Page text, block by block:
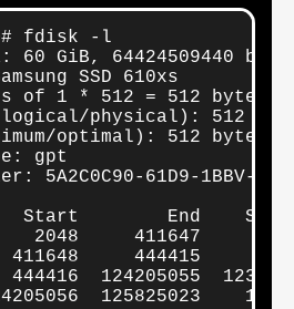
fdisk -l
60 GiB, 64424509440
SSD 610xs
of 1 * 512 = 512 bytes
physical): 512
optimal): 512 bytes /
gpt
61D9-1BBV-
Start        End
2048     411647
444415
124205055
125825023